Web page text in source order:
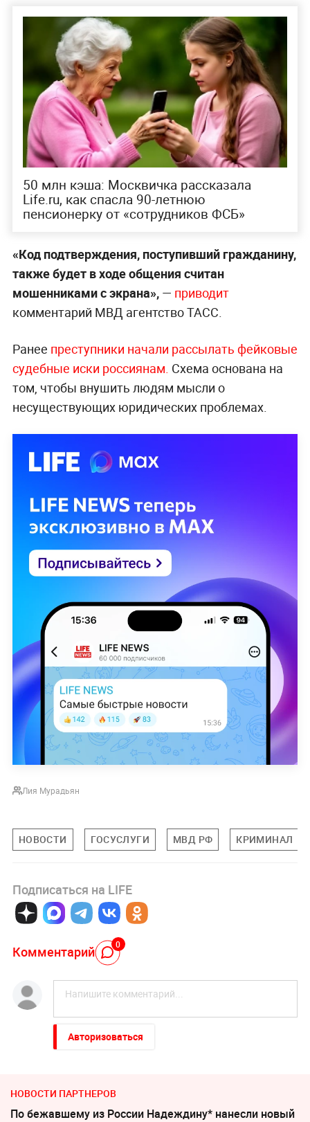
50 млн кэша: Москвичка рассказала
Life.ru, как спасла 90-летнюю
пенсионерку от «сотрудников ФСБ»
«Код подтверждения, поступивший гражданину,
также будет в ходе общения считан
мошенниками с экрана»,— приводит
комментарий МВД агентство ТАСС.
Ранее преступники начали рассылать фейковые
судебные иски россиянам. Схема основана на
том, чтобы внушить людям мысли о
несуществующих юридических проблемах.
Лия Мурадьян
НОВОСТИ ГОСУСЛУГИ МВД РФ КРИМИНАЛ
Подписаться на LIFE
Комментарий 0
Авторизоваться
НОВОСТИ ПАРТНЕРОВ
По бежавшему из России Надеждину* нанесли новый